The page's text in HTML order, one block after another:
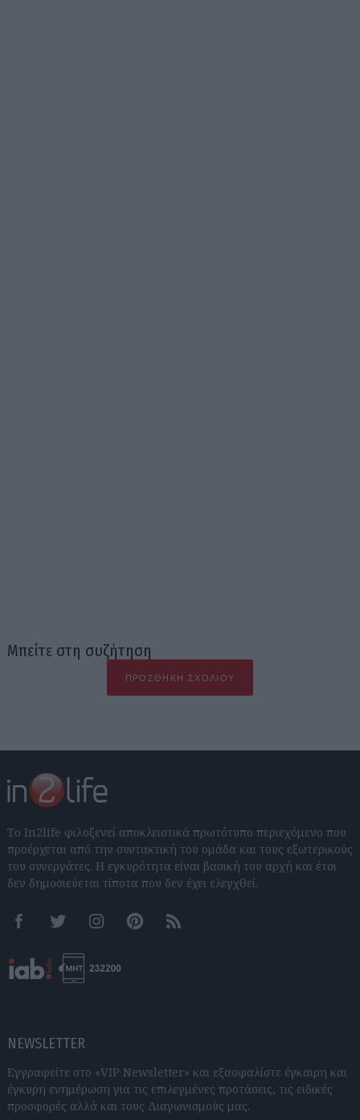
Μπείτε στη συζήτηση
ΠΡΟΣΘΉΚΗ ΣΧΟΛΊΟΥ
Το In2life φιλοξενεί αποκλειστικά πρωτότυπο περιεχόμενο που
προέρχεται από την συντακτική του ομάδα και τους εξωτερικούς
του συνεργάτες. Η εγκυρότητα είναι βασική του αρχή και έτσι
δεν δημοσιεύεται τίποτα που δεν έχει ελεγχθεί.
FacebookTwitter InstagramPinterestRSS feeds
NEWSLETTER
Εγγραφείτε στο «VIP Newsletter» και εξασφαλίστε έγκαιρη και
έγκυρη ενημέρωση για τις επιλεγμένες προτάσεις, τις ειδικές
προσφορές αλλά και τους Διαγωνισμούς μας.